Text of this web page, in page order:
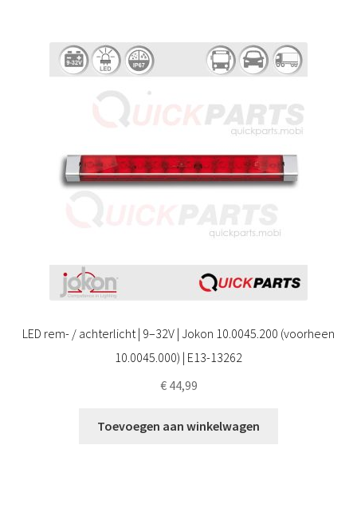
LED rem- / achterlicht | 9–32V | Jokon 10.0045.200 (voorheen
10.0045.000) | E13-13262
€44,99
Toevoegen aan winkelwagen